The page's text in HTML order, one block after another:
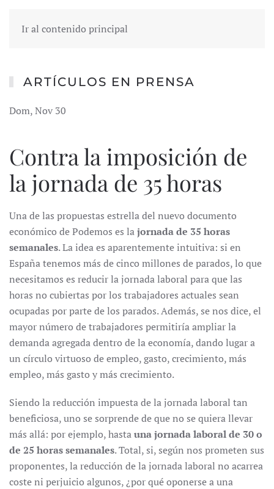
Ir al contenido principal
ARTÍCULOS EN PRENSA
Dom, Nov 30
Contra la imposición de
la jornada de 35 horas
Una de las propuestas estrella del nuevo documento
económico de Podemos es lajornada de 35 horas
semanales. La idea es aparentemente intuitiva: si en
España tenemos más de cinco millones de parados, lo que
necesitamos es reducir la jornada laboral para que las
horas no cubiertas por los trabajadores actuales sean
ocupadas por parte de los parados. Además, se nos dice, el
mayor número de trabajadores permitiría ampliar la
demanda agregada dentro de la economía, dando lugar a
un círculo virtuoso de empleo, gasto, crecimiento, más
empleo, más gasto y más crecimiento.
Siendo la reducción impuesta de la jornada laboral tan
beneficiosa, uno se sorprende de que no se quiera llevar
más allá: por ejemplo, hastauna jornada laboral de 30 o
de 25 horas semanales. Total, si, según nos prometen sus
proponentes, la reducción de la jornada laboral no acarrea
coste ni perjuicio algunos, ¿por qué oponerse a una